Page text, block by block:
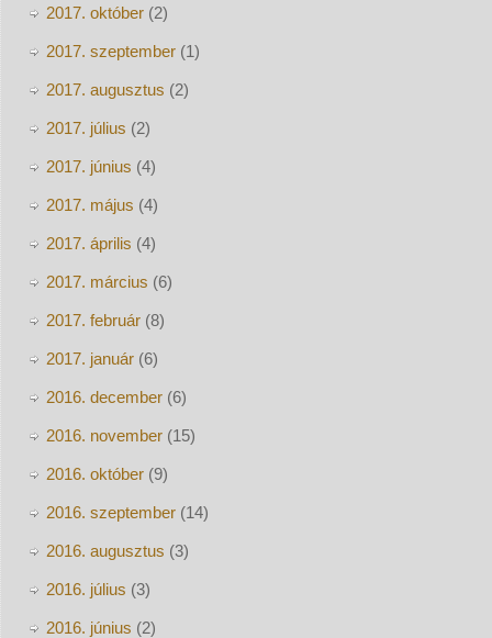
2017. október(2)
2017. szeptember(1)
2017. augusztus (2)
2017. július (2)
2017. június (4)
2017. május (4)
2017. április (4)
2017. március (6)
2017. február(8)
2017. január(6)
2016. december(6)
2016. november(15)
2016. október(9)
2016. szeptember(14)
2016. augusztus (3)
2016. július (3)
2016. június (2)